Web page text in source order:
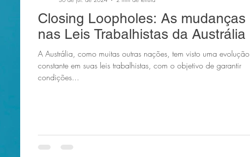
Closing Loopholes: As mudanças
nas Leis Trabalhistas da Austrália
A Austrália, como muitas outras nações, tem visto uma evolução
constante em suas leis trabalhistas, com o objetivo de garantir
condições...